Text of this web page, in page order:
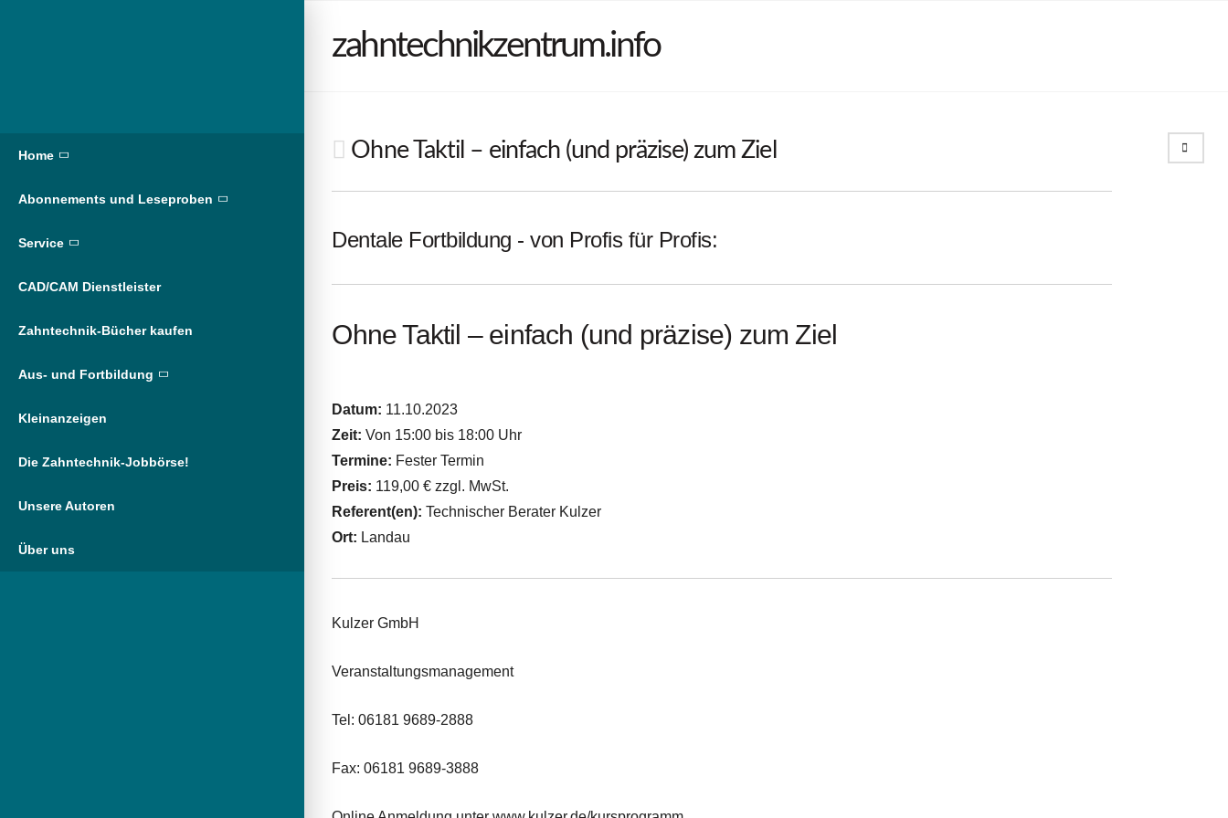
Home
Abonnements und Leseproben
Service
CAD/CAM Dienstleister
Zahntechnik-Bücher kaufen
Aus- und Fortbildung
Kleinanzeigen
Die Zahntechnik-Jobbörse!
Unsere Autoren
Über uns
zahntechnikzentrum.info
Ohne Taktil – einfach (und präzise) zum Ziel
Dentale Fortbildung - von Profis für Profis:
Ohne Taktil – einfach (und präzise) zum Ziel
Datum: 11.10.2023
Zeit: Von 15:00 bis 18:00 Uhr
Termine: Fester Termin
Preis: 119,00 € zzgl. MwSt.
Referent(en):Technischer Berater Kulzer
Ort: Landau
Kulzer GmbH
Veranstaltungsmanagement
Tel: 06181 9689-2888
Fax: 06181 9689-3888
Search